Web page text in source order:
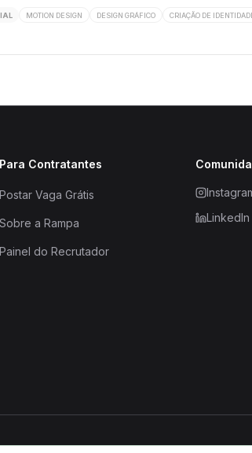
MOTION DESIGN DESIGN GRÁFICO CRIAÇÃO DE
Para Contratantes
Postar Vaga Grátis
Sobre a Rampa
Painel do Recrutador
LinkedIn